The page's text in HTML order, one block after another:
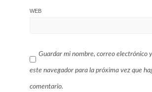
WEB
Guardar mi nombre, correo electrónico
este navegador para la próxima vez que
comentario.